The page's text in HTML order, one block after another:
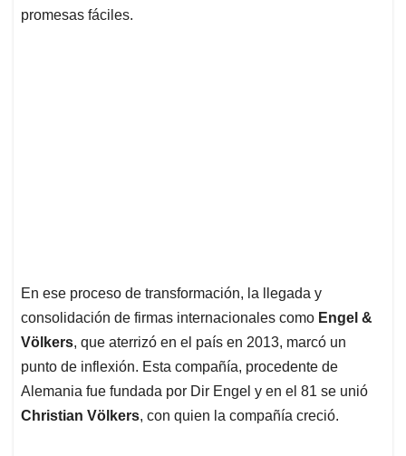
promesas fáciles.
En ese proceso de transformación, la llegada y
consolidación de firmas internacionales como Engel &
Völkers, que aterrizó en el país en 2013, marcó un
punto de inflexión. Esta compañía, procedente de
Alemania fue fundada por Dir Engel y en el 81 se unió
Christian Völkers, con quien la compañía creció.